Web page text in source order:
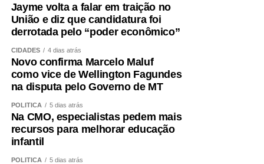
Jayme volta a falar em traição no
União e diz que candidatura foi
derrotada pelo “poder econômico”
CIDADES 4 dias atrás
Novo confirma Marcelo Maluf
como vice de Wellington Fagundes
na disputa pelo Governo de MT
POLÍTICA 5 dias atrás
Na CMO, especialistas pedem mais
recursos para melhorar educação
infantil
POLÍTICA 5 dias atrás